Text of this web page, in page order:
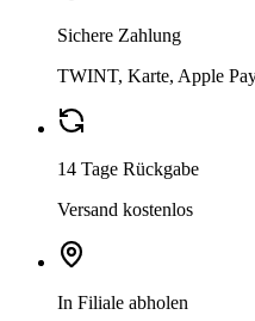
Sichere Zahlung
TWINT, Karte, Apple
14 Tage Rückgabe
Versand kostenlos
In Filiale abholen